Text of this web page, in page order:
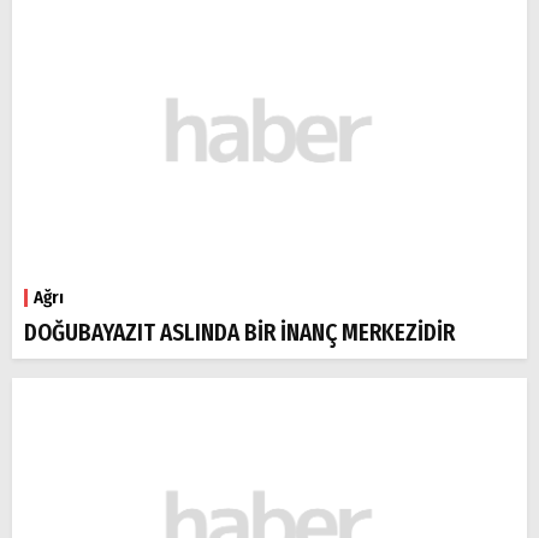
Ağrı
DOĞUBAYAZIT ASLINDA BİR İNANÇ MERKEZİDİR